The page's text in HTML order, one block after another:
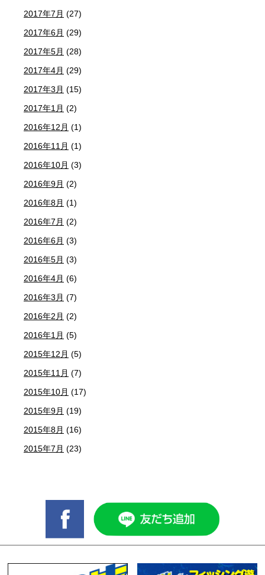
2017年7月 (27)
2017年6月 (29)
2017年5月 (28)
2017年4月 (29)
2017年3月 (15)
2017年1月 (2)
2016年12月 (1)
2016年11月 (1)
2016年10月 (3)
2016年9月 (2)
2016年8月 (1)
2016年7月 (2)
2016年6月 (3)
2016年5月 (3)
2016年4月 (6)
2016年3月 (7)
2016年2月 (2)
2016年1月 (5)
2015年12月 (5)
2015年11月 (7)
2015年10月 (17)
2015年9月 (19)
2015年8月 (16)
2015年7月 (23)